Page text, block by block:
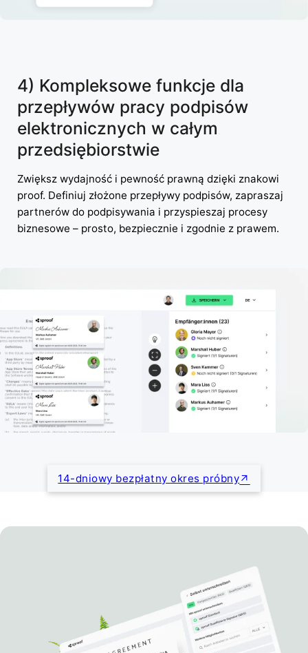
4) Kompleksowe funkcje dla
przepływów pracy podpisów
elektronicznych w całym
przedsiębiorstwie
Zwiększ wydajność i pewność prawną dzięki znakowi
proof. Definiuj złożone przepływy podpisów, zapraszaj
partnerów do podpisywania i przyspieszaj procesy
biznesowe – prosto, bezpiecznie i zgodnie z prawem.
14-dniowy bezpłatny okres próbny